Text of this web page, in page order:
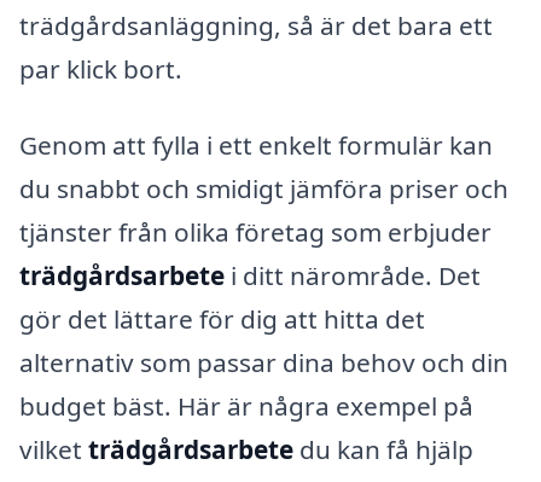
trädgårdsanläggning, så är det bara ett
par klick bort.
Genom att fylla i ett enkelt formulär kan
du snabbt och smidigt jämföra priser och
tjänster från olika företag som erbjuder
trädgårdsarbete i ditt närområde. Det
gör det lättare för dig att hitta det
alternativ som passar dina behov och din
budget bäst. Här är några exempel på
vilket trädgårdsarbete du kan få hjälp